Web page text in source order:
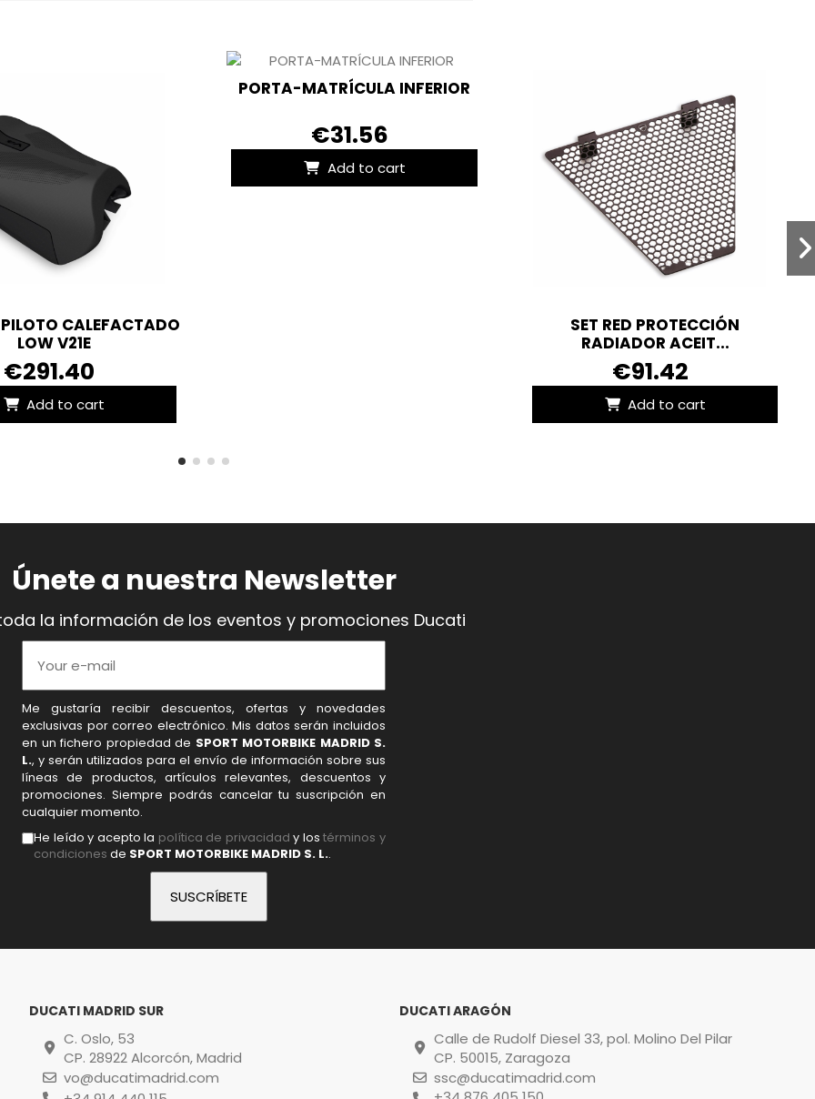
CALEFACTADO
LOW V21E
€291.40
Add to cart
PORTA-MATRÍCULA INFERIOR
€31.56
Add to cart
SET RED PROTECCIÓN
RADIADOR ACEIT...
€91.42
Add to cart
Únete a nuestra Newsletter
la información de los eventos y promociones Ducati
Me gustaría recibir descuentos, ofertas y novedades
exclusivas por correo electrónico. Mis datos serán incluidos
en un fichero propiedad de SPORT MOTORBIKE MADRID S.
L., y serán utilizados para el envío de información sobre sus
líneas de productos, artículos relevantes, descuentos y
promociones. Siempre podrás cancelar tu suscripción en
cualquier momento.
He leído y acepto la política de privacidad y lostérminos y
condiciones de SPORT MOTORBIKE MADRID S. L..
DUCATI MADRID SUR
C. Oslo, 53
CP. 28922 Alcorcón, Madrid
vo@ducatimadrid.com
DUCATI ARAGÓN
Calle de Rudolf Diesel 33, pol. Molino Del Pilar
CP. 50015, Zaragoza
ssc@ducatimadrid.com